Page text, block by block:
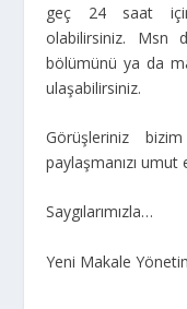
geç 24 saat
olabilirsiniz. Msn
bölümünü ya da
ulaşabilirsiniz.
Görüşleriniz
paylaşmanızı umut
Saygılarımızla…
Yeni Makale